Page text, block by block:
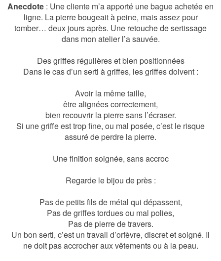
Anecdote : Une cliente m’a apporté une bague achetée en
ligne. La pierre bougeait à peine, mais assez pour
tomber… deux jours après. Une retouche de sertissage
dans mon atelier l’a sauvée.
Des griffes régulières et bien positionnées
Dans le cas d’un serti à griffes, les griffes doivent :
Avoir la même taille,
être alignées correctement,
bien recouvrir la pierre sans l’écraser.
Si une griffe est trop fine, ou mal posée, c’est le risque
assuré de perdre la pierre.
Une finition soignée, sans accroc
Regarde le bijou de près :
Pas de petits fils de métal qui dépassent,
Pas de griffes tordues ou mal polies,
Pas de pierre de travers.
Un bon serti, c’est un travail d’orfèvre, discret et soigné. Il
ne doit pas accrocher aux vêtements ou à la peau.